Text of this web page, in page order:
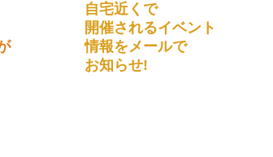
自宅近くで
開催されるイベント
情報をメールで
お知らせ!